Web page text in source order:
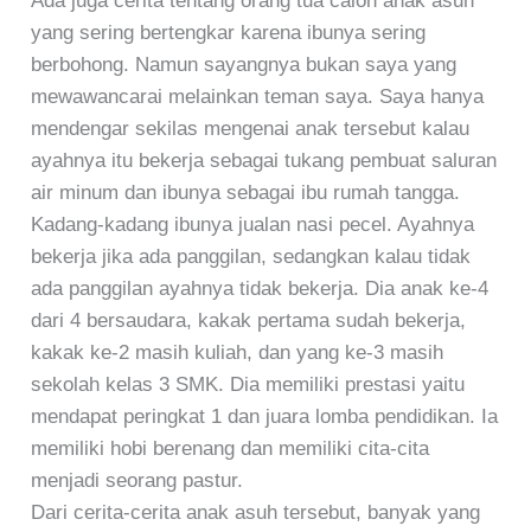
yang sering bertengkar karena ibunya sering
berbohong. Namun sayangnya bukan saya yang
mewawancarai melainkan teman saya. Saya hanya
mendengar sekilas mengenai anak tersebut kalau
ayahnya itu bekerja sebagai tukang pembuat saluran
air minum dan ibunya sebagai ibu rumah tangga.
Kadang-kadang ibunya jualan nasi pecel. Ayahnya
bekerja jika ada panggilan, sedangkan kalau tidak
ada panggilan ayahnya tidak bekerja. Dia anak ke-4
dari 4 bersaudara, kakak pertama sudah bekerja,
kakak ke-2 masih kuliah, dan yang ke-3 masih
sekolah kelas 3 SMK. Dia memiliki prestasi yaitu
mendapat peringkat 1 dan juara lomba pendidikan. Ia
memiliki hobi berenang dan memiliki cita-cita
menjadi seorang pastur.
Dari cerita-cerita anak asuh tersebut, banyak yang